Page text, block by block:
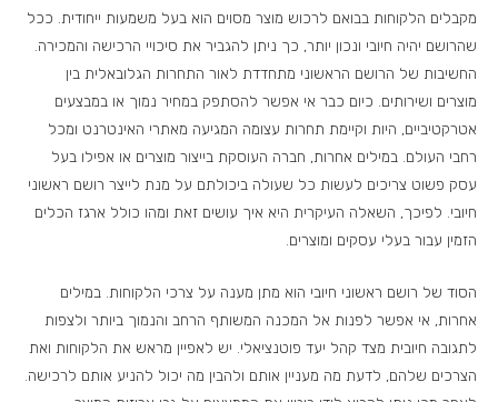
מקבלים הלקוחות בבואם לרכוש מוצר מסוים הוא בעל משמעות ייחודית. ככל
שהרושם יהיה חיובי ונכון יותר, כך ניתן להגביר את סיכויי הרכישה והמכירה.
החשיבות של הרושם הראשוני מתחדדת לאור התחרות הגלובאלית בין
מוצרים ושירותים. כיום כבר אי אפשר להסתפק במחיר נמוך או במבצעים
אטרקטיביים, היות וקיימת תחרות עצומה המגיעה מאתרי האינטרנט ומכל
רחבי העולם. במילים אחרות, חברה העוסקת בייצור מוצרים או אפילו בעל
עסק פשוט צריכים לעשות כל שעולה ביכולתם על מנת לייצר רושם ראשוני
חיובי. לפיכך, השאלה העיקרית היא איך עושים זאת ומהו כולל ארגז הכלים
הזמין עבור בעלי עסקים ומוצרים.
הסוד של רושם ראשוני חיובי הוא מתן מענה על צרכי הלקוחות. במילים
אחרות, אי אפשר לפנות אל המכנה המשותף הרחב והנמוך ביותר ולצפות
לתגובה חיובית מצד קהל יעד פוטנציאלי. יש לאפיין מראש את הלקוחות ואת
הצרכים שלהם, לדעת מה מעניין אותם ולהבין מה יכול להניע אותם לרכישה.